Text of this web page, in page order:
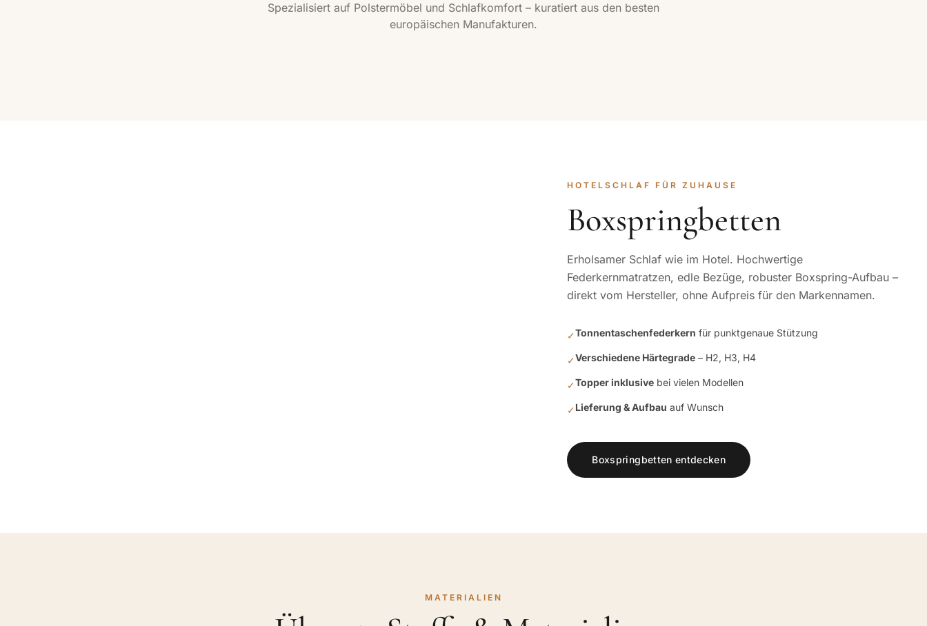
Spezialisiert auf Polstermöbel und Schlafkomfort – kuratiert aus den besten
europäischen Manufakturen.
Wohnlandschaften Sessel & Sofas
HOTELSCHLAF FÜR ZUHAUSE
Boxspringbetten
Erholsamer Schlaf wie im Hotel. Hochwertige
Federkernmatratzen, edle Bezüge, robuster Boxspring-Aufbau –
direkt vom Hersteller, ohne Aufpreis für den Markennamen.
✓Tonnentaschenfederkern für punktgenaue Stützung
✓Verschiedene Härtegrade – H2, H3, H4
✓Topper inklusive bei vielen Modellen
✓Lieferung & Aufbau auf Wunsch
Boxspringbetten entdecken
MATERIALIEN